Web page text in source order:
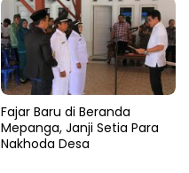
Fajar Baru di Beranda
Mepanga, Janji Setia Para
Nakhoda Desa